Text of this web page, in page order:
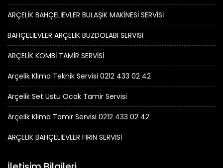
ARÇELİK BAHÇELİEVLER BULAŞIK MAKİNESİ SERVİSİ
BAHÇELİEVLER ARÇELİK BUZDOLABI SERVİSİ
ARÇELİK KOMBİ TAMİR SERVİSİ
Arçelik Klima Teknik Servisi 0212 433 02 42
Arçelik Set Üstü Ocak Tamir Servisi
Arçelik Klima Tamir Servisi 0212 433 02 42
ARÇELİK BAHÇELİEVLER FIRIN SERVİSİ